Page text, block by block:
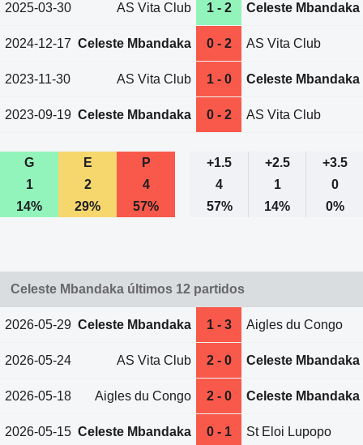
2025-03-30 AS Vita Club 1 - 2 Celeste Mbandaka
2024-12-17 Celeste Mbandaka 0 - 2 AS Vita Club
2023-11-30 AS Vita Club 1 - 0 Celeste Mbandaka
2023-09-19 Celeste Mbandaka 0 - 2 AS Vita Club
G E P +1.5 +2.5
+3.5
1
2 4 4 1
0
14%
29% 57% 57% 14% 0%
Celeste Mbandaka últimos 12 partidos
2026-05-29 Celeste Mbandaka 1 - 3 Aigles du Congo
2026-05-24 AS Vita Club 2 - 0 Celeste Mbandaka
2026-05-18 Aigles du Congo 2 - 0 Celeste Mbandaka
2026-05-15 Celeste Mbandaka 0 - 1 St Eloi Lupopo